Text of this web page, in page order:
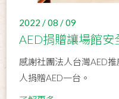
2022 / 08 / 09
AED捐贈讓場館安
感謝社團法人台灣AED
人捐贈AED一台。